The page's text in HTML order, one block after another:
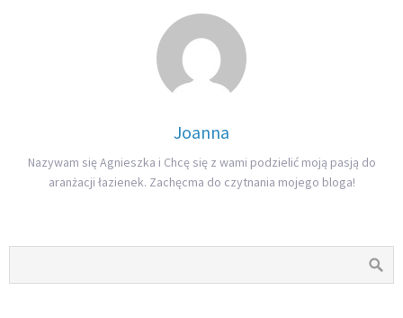
Joanna
Nazywam się Agnieszka i Chcę się z wami podzielić moją pasją do
aranżacji łazienek. Zachęcma do czytnania mojego bloga!